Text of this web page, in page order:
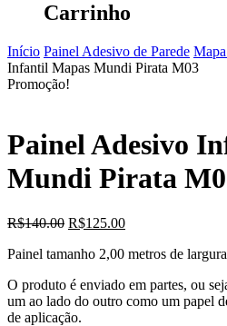
Carrinho
Início Painel Adesivo de Parede
Infantil Mapas Mundi Pirata M03
Promoção!
Painel Adesivo
Mundi Pirata
R$140.00 O
original
R$140.00.
R$125.00O
atual
R$125.00.
Painel tamanho 2,00 metros de
O produto é enviado em partes, ou
um ao lado do outro como um papel
de aplicação.